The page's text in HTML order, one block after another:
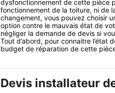
dysfonctionnement de cette pièce
fonctionnement de la toiture, ni de
changement, vous pouvez choisir
option contre le mauvais état de
négliger la demande de devis si
Tout d’abord, pour connaitre l’état
budget de réparation de cette
Devis installateur